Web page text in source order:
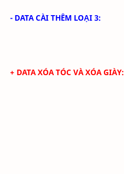
- DATA CÀI THÊM LOẠI 3:
+ DATA XÓA TÓC VÀ XÓA GIÀY: